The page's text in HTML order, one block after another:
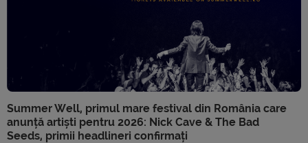
Summer Well, primul mare festival din România care
anunță artiști pentru 2026: Nick Cave & The Bad
Seeds, primii headlineri confirmați